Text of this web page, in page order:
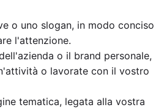
o uno slogan, in modo conciso
l'attenzione.
o il brand personale,
o lavorate con il vostro
tematica, legata alla vostra